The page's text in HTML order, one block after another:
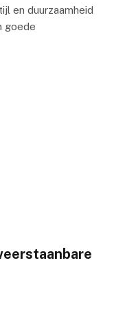
en duurzaamheid
goede